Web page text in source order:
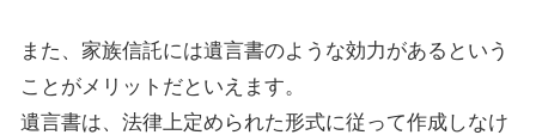
また、家族信託には遺言書のような効力があるという
ことがメリットだといえます。
遺言書は、法律上定められた形式に従って作成しなけ